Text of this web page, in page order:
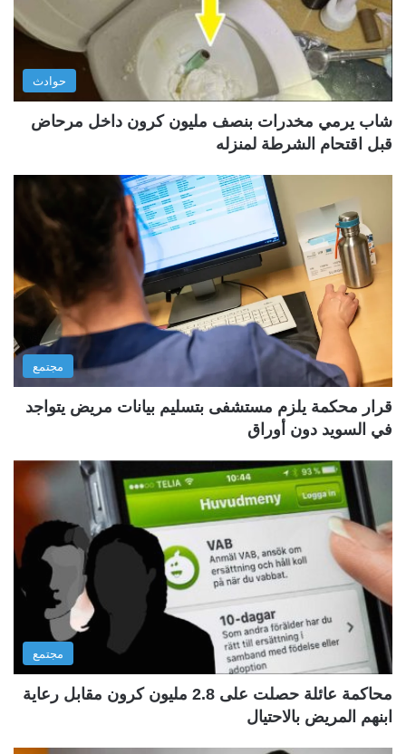
حوادث
شاب يرمي مخدرات بنصف مليون كرون داخل مرحاض
قبل اقتحام الشرطة لمنزله
مجتمع
قرار محكمة يلزم مستشفى بتسليم بيانات مريض يتواجد
في السويد دون أوراق
مجتمع
محاكمة عائلة حصلت على 2.8 مليون كرون مقابل رعاية
ابنهم المريض بالاحتيال